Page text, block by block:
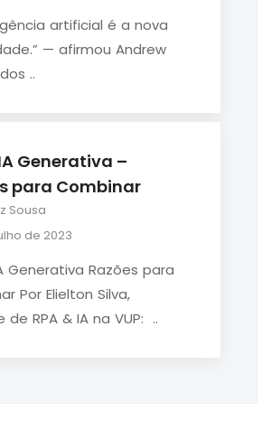
artificial é a nova
— afirmou Andrew
..
IA Generativa –
para Combinar
Sousa
de 2023
Generativa Razões para
Por Elielton Silva,
de RPA & IA na VUP: ..